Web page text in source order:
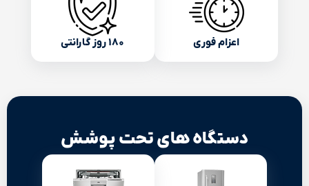
اعزام فوری ۱۸۰ روز گارانتی
دستگاه های تحت پوشش